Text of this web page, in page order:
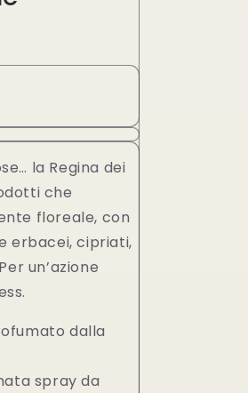
la Regina dei
che
floreale, con
erbacei, cipriati,
un’azione
dalla
spray da